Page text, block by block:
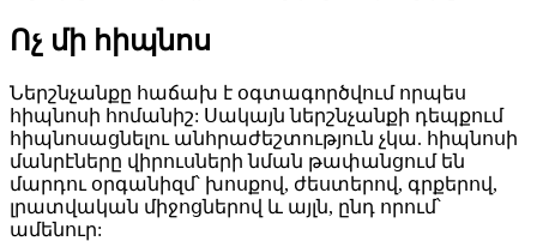
Ոչ մի հիպնոս
Ներշնչանքը հաճախ է օգտագործվում որպես
հիպնոսի հոմանիշ: Սակայն ներշնչանքի դեպքում
հիպնոսացնելու անհրաժեշտություն չկա. հիպնոսի
մանրէները վիրուսների նման թափանցում են
մարդու օրգանիզմ՝ խոսքով, ժեստերով, գրքերով,
լրատվական միջոցներով և այլն, ընդ որում՝
ամենուր: